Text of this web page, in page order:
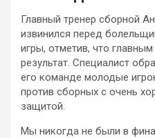
Главный тренер сборной
извинился перед
игры, отметив, что
результат. Специалист
его команде молодые
против сборных с очень
защитой.
Мы никогда не были в